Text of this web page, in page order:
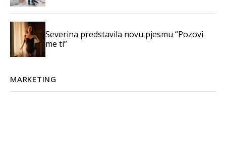
Severina predstavila novu pjesmu “Pozovi
me ti”
MARKETING